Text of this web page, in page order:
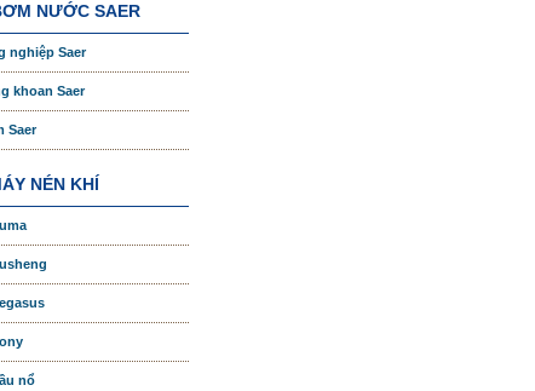
NƯỚC SAER
nghiệp Saer
khoan Saer
Saer
NÉN KHÍ
nổ